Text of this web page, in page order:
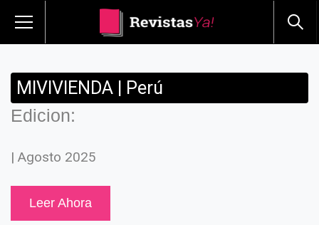
MIVIVIENDA | Perú
Edicion:
| Agosto 2025
Leer Ahora